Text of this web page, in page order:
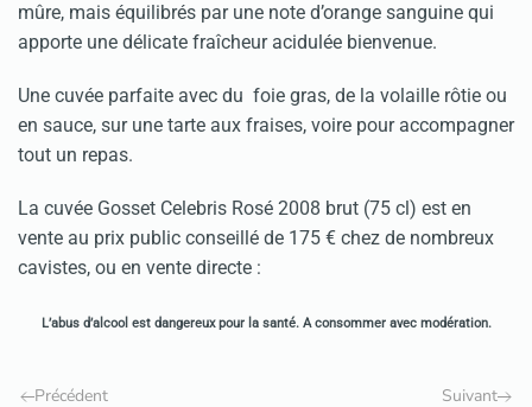
mûre, mais équilibrés par une note d’orange sanguine qui
apporte une délicate fraîcheur acidulée bienvenue.
Une cuvée parfaite avec du foie gras, de la volaille rôtie ou
en sauce, sur une tarte aux fraises, voire pour accompagner
tout un repas.
La cuvée Gosset Celebris Rosé 2008 brut (75 cl) est en
vente au prix public conseillé de 175 € chez de nombreux
cavistes, ou en vente directe :
L’abus d’alcool est dangereux pour la santé. A consommer avec modération.
Précédent Suivant